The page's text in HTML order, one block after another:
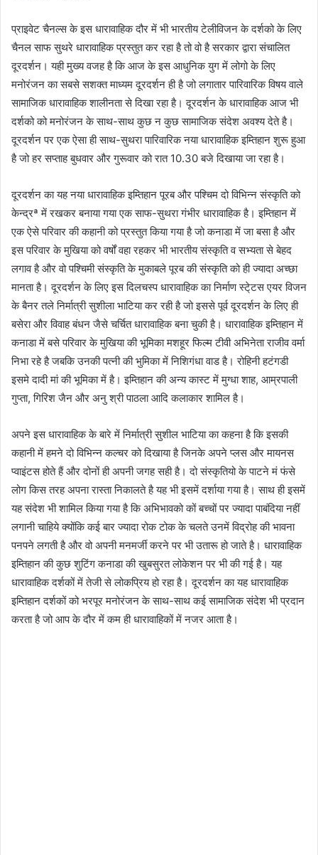
प्राइवेट चैनल्स के इस धारावाहिक दौर में भी भारतीय टेलीविजन के दर्शको के लिए
चैनल साफ सुथरे धारावाहिक प्रस्तुत कर रहा है तो वो है सरकार द्वारा संचालित
दूरदर्शन। यही मुख्य वजह है कि आज के इस आधुनिक युग में लोगो के लिए
मनोरंजन का सबसे सशक्त माध्यम दूरदर्शन ही है जो लगातार पारिवारिक विषय वाले
सामाजिक धारावाहिक शालीनता से दिखा रहा है। दूरदर्शन के धारावाहिक आज भी
दर्शको को मनोरंजन के साथ-साथ कुछ न कुछ सामाजिक संदेश अवश्य देते है।
दूरदर्शन पर एक ऐसा ही साथ-सुथरा पारिवारिक नया धारावाहिक इम्तिहान शुरू हुआ
है जो हर सप्ताह बुधवार और गुरूवार को रात 10.30 बजे दिखाया जा रहा है।
दूरदर्शन का यह नया धारावाहिक इम्तिहान पूरब और पश्चिम दो विभिन्न संस्कृति को
केन्द्रª में रखकर बनाया गया एक साफ-सुथरा गंभीर धारावाहिक है। इम्तिहान में
एक ऐसे परिवार की कहानी को प्रस्तुत किया गया है जो कनाडा में जा बसा है और
इस परिवार के मुखिया को वर्षों वहा रहकर भी भारतीय संस्कृति व सभ्यता से बेहद
लगाव है और वो पश्चिमी संस्कृति के मुकाबले पूरब की संस्कृति को ही ज्यादा अच्छा
मानता है। दूरदर्शन के लिए इस दिलचस्प धारावाहिक का निर्माण स्टे्टस एयर विजन
के बैनर तले निर्मात्री सुशीला भाटिया कर रही है जो इससे पूर्व दूरदर्शन के लिए ही
बसेरा और विवाह बंधन जैसे चर्चित धारावाहिक बना चुकी है। धारावाहिक इम्तिहान में
कनाडा में बसे परिवार के मुखिया की भूमिका मशहूर फिल्म टीवी अभिनेता राजीव वर्मा
निभा रहे है जबकि उनकी पत्नी की भुमिका में निशिगंधा वाड है। रोहिनी हटंगडी
इसमे दादी मां की भूमिका में है। इम्तिहान की अन्य कास्ट में मुग्धा शाह, आम्रपाली
गुप्ता, गिरिश जैन और अनु श्री पाठला आदि कलाकार शामिल है।
अपने इस धारावाहिक के बारे में निर्मात्री सुशील भाटिया का कहना है कि इसकी
कहानी में हमने दो विभिन्न कल्चर को दिखाया है जिनके अपने प्लस और मायनस
प्वाइंटस होते हैं और दोनों ही अपनी जगह सही है। दो संस्कृतियो के पाटने मं फंसे
लोग किस तरह अपना रास्ता निकालते है यह भी इसमें दर्शाया गया है। साथ ही इसमें
यह संदेश भी शामिल किया गया है कि अभिभावको कों बच्चों पर ज्यादा पाबंदिया नहीं
लगानी चाहिये क्योंकि कई बार ज्यादा रोक टोक के चलते उनमें विद्रोह की भावना
पनपने लगती है और वो अपनी मनमर्जी करने पर भी उतारू हो जाते है। धारावाहिक
इम्तिहान की कुछ शुटिंग कनाडा की खुबसुरत लोकेशन पर भी की गई है। यह
धारावाहिक दर्शकों में तेजी से लोकप्रिय हो रहा है। दूरदर्शन का यह धारावाहिक
इम्तिहान दर्शकों को भरपूर मनोरंजन के साथ-साथ कई सामाजिक संदेश भी प्रदान
करता है जो आप के दौर में कम ही धारावाहिकों में नजर आता है।